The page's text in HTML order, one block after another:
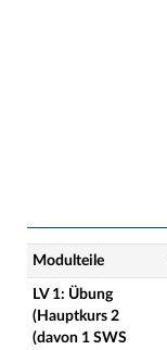
Modulteile
LV 1: Übung
(Hauptkurs 2
(davon 1 SWS